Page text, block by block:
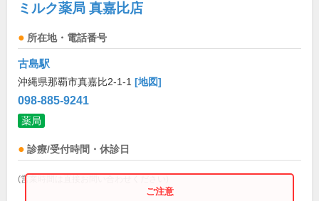
ミルク薬局 真嘉比店
所在地・電話番号
古島駅
沖縄県那覇市真嘉比2-1-1 [地図]
098-885-9241
薬局
診療/受付時間・休診日
(営業時間は直接お問い合わせください)